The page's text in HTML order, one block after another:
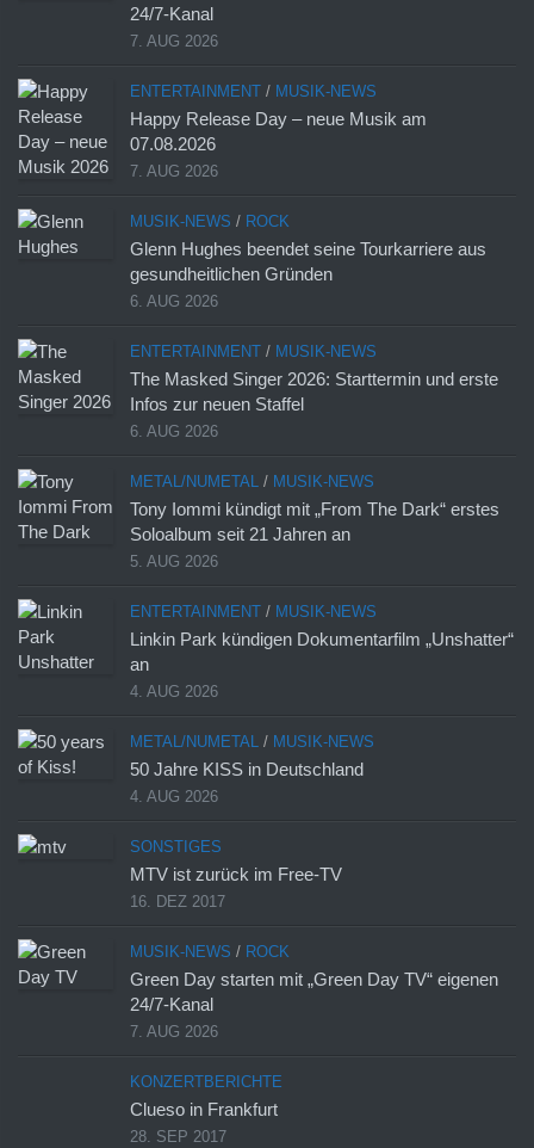
24/7-Kanal
7. AUG 2026
ENTERTAINMENT / MUSIK-NEWS
Happy Release Day – neue Musik am
07.08.2026
7. AUG 2026
MUSIK-NEWS / ROCK
Glenn Hughes beendet seine Tourkarriere aus
gesundheitlichen Gründen
6. AUG 2026
ENTERTAINMENT / MUSIK-NEWS
The Masked Singer 2026: Starttermin und erste
Infos zur neuen Staffel
6. AUG 2026
METAL/NUMETAL / MUSIK-NEWS
Tony Iommi kündigt mit „From The Dark“ erstes
Soloalbum seit 21 Jahren an
5. AUG 2026
ENTERTAINMENT / MUSIK-NEWS
Linkin Park kündigen Dokumentarfilm „Unshatter“
an
4. AUG 2026
METAL/NUMETAL / MUSIK-NEWS
50 Jahre KISS in Deutschland
4. AUG 2026
SONSTIGES
MTV ist zurück im Free-TV
16. DEZ 2017
MUSIK-NEWS / ROCK
Green Day starten mit „Green Day TV“ eigenen
24/7-Kanal
7. AUG 2026
KONZERTBERICHTE
Clueso in Frankfurt
28. SEP 2017